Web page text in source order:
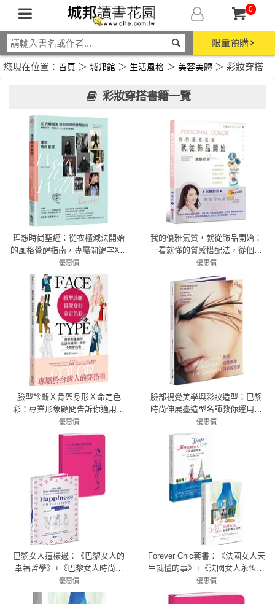
0
限量預購
您現在位置： 首頁 ＞ 城邦館 ＞ 生活風格 ＞ 美容美體 ＞ 彩妝穿搭
彩妝穿搭書籍一覽
理想時尚聖經：從衣櫃減法開始
的風格覺醒指南，專屬關鍵字X穿
搭公式 X九大經典萬用單品，穿
出最好的妳自己！
優惠價
7折 336元
我的優雅氣質，就從飾品開始：
一看就懂的質感搭配法，從個人
色彩到珠寶飾品的生活美學
優惠價
79折 356元
臉型診斷Ｘ骨架身形Ｘ命定色
彩：專業形象顧問告訴你適用一
生的不敗穿搭術
優惠價
7折 336元
臉部視覺美學與彩妝造型：巴黎
時尚伸展臺造型名師教你運用繪
畫原理，從點線面解讀各種臉孔
與五官，奠定紮實多變的彩妝造
型技藝
優惠價
79折 593元
巴黎女人這樣過：《巴黎女人的
幸福哲學》+《巴黎女人時尚聖
經．10年優雅進階版》
優惠價
66折 858元
Forever Chic套書：《法國女人天
生就懂的事》+《法國女人永恆的
魅力法則》
優惠價
66折 528元